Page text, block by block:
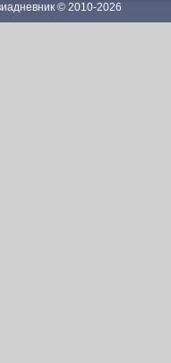
© 2010-2026